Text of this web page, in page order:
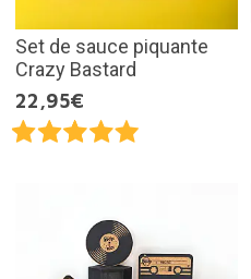
Set de sauce piquante
Crazy Bastard
22,95€